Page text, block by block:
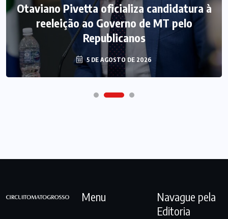
Otaviano Pivetta oficializa candidatura à
reeleição ao Governo de MT pelo
Republicanos
5 DE AGOSTO DE 2026
Menu
Navague pela
Editoria